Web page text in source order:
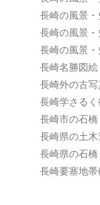
長崎の風景・
長崎の風景・
長崎の風景・
長崎名勝図
長崎外の古
長崎学さる
長崎市の石橋
長崎県の土
長崎県の石橋
長崎要塞地